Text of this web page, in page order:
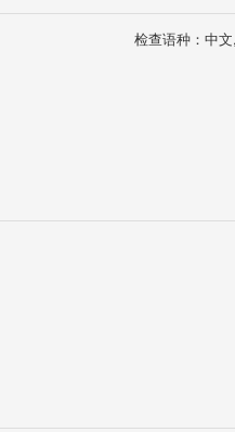
检查语种：中